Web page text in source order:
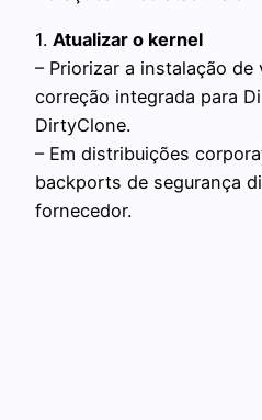
1. Atualizar o kernel
– Priorizar a instalação de
correção integrada para
DirtyClone.
– Em distribuições
backports de segurança
fornecedor.